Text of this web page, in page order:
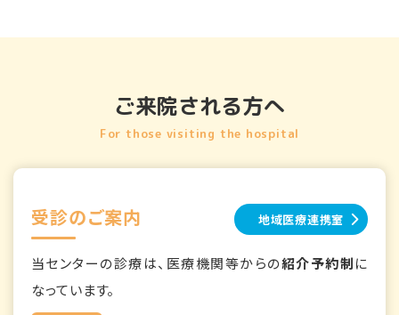
ご来院される方へ
For those visiting the hospital
受診のご案内 地域医療連携室
当センターの診療は、医療機関等からの紹介予約制に
なっています。